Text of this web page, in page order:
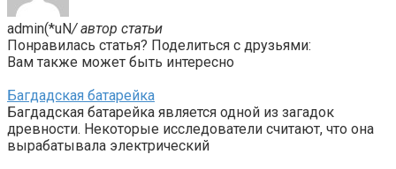
admin(*uN/ автор статьи
Понравилась статья? Поделиться с друзьями:
Вам также может быть интересно
Багдадская батарейка
Багдадская батарейка является одной из загадок
древности. Некоторые исследователи считают, что она
вырабатывала электрический